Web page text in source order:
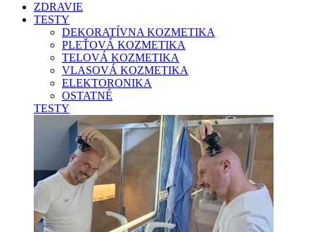
ZDRAVIE
TESTY
DEKORATÍVNA KOZMETIKA
PLEŤOVÁ KOZMETIKA
TELOVÁ KOZMETIKA
VLASOVÁ KOZMETIKA
ELEKTORONIKA
OSTATNÉ
TESTY